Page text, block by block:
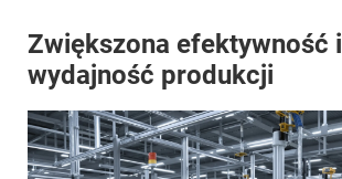
Zwiększona efektywność i
wydajność produkcji